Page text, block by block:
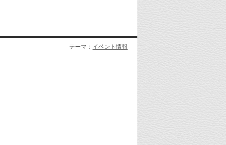
テーマ： イベント情報